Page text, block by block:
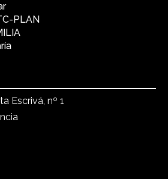
PLAN
Escrivá, nº 1